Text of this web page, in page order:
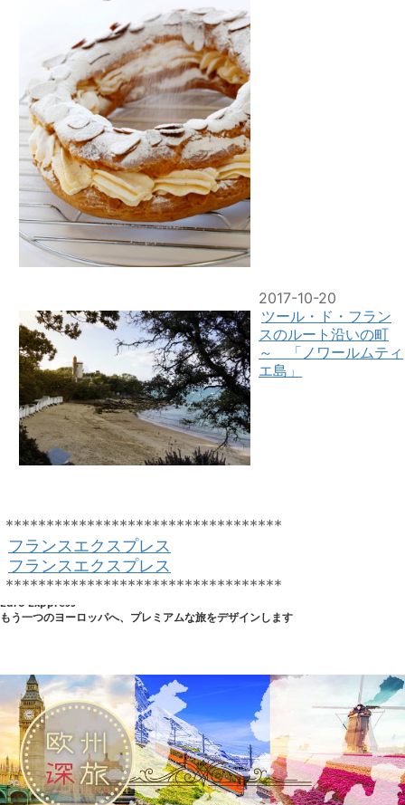
2017-10-20
ツール・ド・フラン
スのルート沿いの町
～ 「ノワールムティ
エ島」
**********************************
フランスエクスプレス
フランスエクスプレス
**********************************
Euro Exppress
もう一つのヨーロッパへ、プレミアムな旅をデザインします